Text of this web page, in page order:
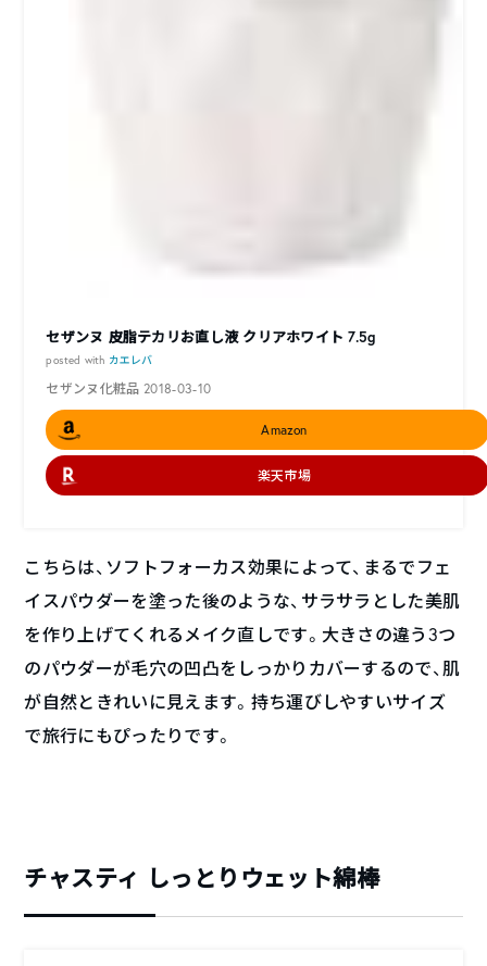
セザンヌ 皮脂テカリお直し液 クリアホワイト 7.5g
posted with カエレバ
セザンヌ化粧品 2018-03-10
Amazon
楽天市場
こちらは、ソフトフォーカス効果によって、まるでフェ
イスパウダーを塗った後のような、サラサラとした美肌
を作り上げてくれるメイク直しです。大きさの違う3つ
のパウダーが毛穴の凹凸をしっかりカバーするので、肌
が自然ときれいに見えます。持ち運びしやすいサイズ
で旅行にもぴったりです。
チャスティ しっとりウェット綿棒